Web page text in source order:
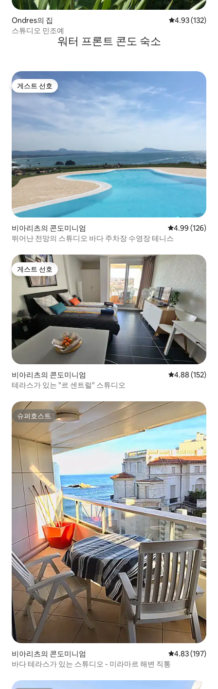
Ondres의 집 평점 4.93점(5
4.93 (132)
스튜디오 민조예
워터 프론트 콘도 숙소
게스트 선호
게스트 선호
비아리츠의 콘도미니엄 평점 4.99점(5
4.99 (126)
뛰어난 전망의 스튜디오 바다 주차장 수영장 테니스
게스트 선호
게스트 선호
비아리츠의 콘도미니엄 평점 4.88점(5
4.88 (152)
테라스가 있는 "르 센트럴" 스튜디오
슈퍼호스트
슈퍼호스트
비아리츠의 콘도미니엄 평점 4.83점(5
4.83 (197)
바다 테라스가 있는 스튜디오 - 미라마르 해변 직통